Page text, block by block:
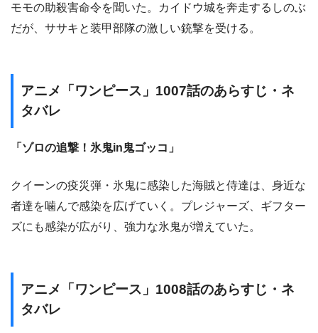
モモの助殺害命令を聞いた。カイドウ城を奔走するしのぶ
だが、ササキと装甲部隊の激しい銃撃を受ける。
アニメ「ワンピース」1007話のあらすじ・ネ
タバレ
「ゾロの追撃！氷鬼in鬼ゴッコ」
クイーンの疫災弾・氷鬼に感染した海賊と侍達は、身近な
者達を噛んで感染を広げていく。プレジャーズ、ギフター
ズにも感染が広がり、強力な氷鬼が増えていた。
アニメ「ワンピース」1008話のあらすじ・ネ
タバレ